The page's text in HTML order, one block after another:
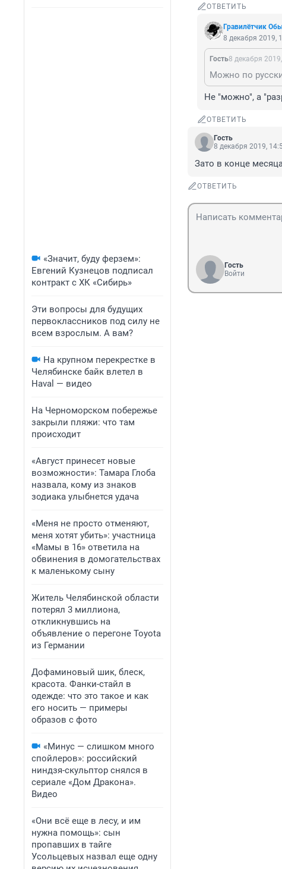
«Значит, буду ферзем»:
Евгений Кузнецов подписал
контракт с ХК «Сибирь»
Эти вопросы для будущих
первоклассников под силу не
всем взрослым. А вам?
На крупном перекрестке в
Челябинске байк влетел в
Haval — видео
На Черноморском побережье
закрыли пляжи: что там
происходит
«Август принесет новые
возможности»: Тамара Глоба
назвала, кому из знаков
зодиака улыбнется удача
«Меня не просто отменяют,
меня хотят убить»: участница
«Мамы в 16» ответила на
обвинения в домогательствах
к маленькому сыну
Житель Челябинской области
потерял 3 миллиона,
откликнувшись на
объявление о перегоне Toyota
из Германии
Дофаминовый шик, блеск,
красота. Фанки-стайл в
одежде: что это такое и как
его носить — примеры
образов с фото
«Минус — слишком много
спойлеров»: российский
ниндзя-скульптор снялся в
сериале «Дом Дракона».
Видео
«Они всё еще в лесу, и им
нужна помощь»: сын
пропавших в тайге
Усольцевых назвал еще одну
ОТВЕТИТЬ
Гравилётчик
8 декабря 2019,
Гость8 декабря
Можно по
Не "можно", а
ОТВЕТИТЬ
Гость
8 декабря 2019,
Зато в конце
ОТВЕТИТЬ
Гость
Войти